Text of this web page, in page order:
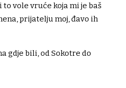
vole vruće koja mi je baš
prijatelju moj, đavo ih
gdje bili, od Sokotre do